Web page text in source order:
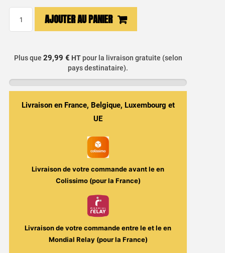
Citron,
Menthe
AJOUTER AU PANIER
Plus que 29,99 € HTpour la livraison gratuite (selon
pays destinataire).
Livraison en France, Belgique, Luxembourg et
UE
Livraison de votre commande avant leen
Colissimo (pour la France)
Livraison de votre commande entre leet leen
Mondial Relay (pour la France)